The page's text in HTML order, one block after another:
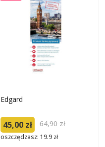
Edgard
45,00 zł 64,90 zł
oszczędzasz: 19.9 zł